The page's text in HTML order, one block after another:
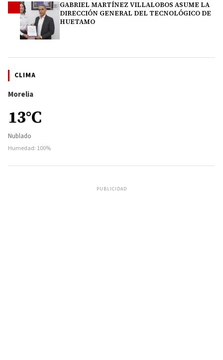
GABRIEL MARTÍNEZ VILLALOBOS ASUME LA
DIRECCIÓN GENERAL DEL TECNOLÓGICO DE
HUETAMO
CLIMA
Morelia
13°C
Nublado
Humedad: 100%
PUBLICIDAD